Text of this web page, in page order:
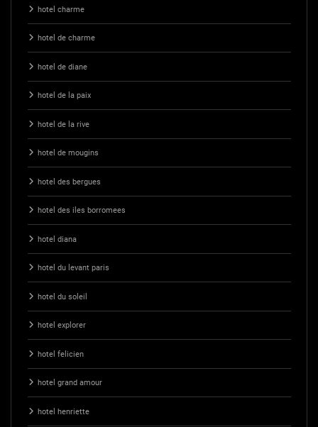
hotel charme
hotel de charme
hotel de diane
hotel de la paix
hotel de la rive
hotel de mougins
hotel des bergues
hotel des iles borromees
hotel diana
hotel du levant paris
hotel du soleil
hotel explorer
hotel felicien
hotel grand amour
hotel henriette